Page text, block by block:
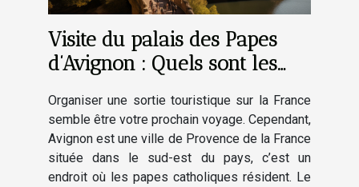
Visite du palais des Papes
d’Avignon : Quels sont les
Organiser une sortie touristique sur la France
semble être votre prochain voyage. Cependant,
Avignon est une ville de Provence de la France
située dans le sud-est du pays, c’est un
endroit où les papes catholiques résident. Le